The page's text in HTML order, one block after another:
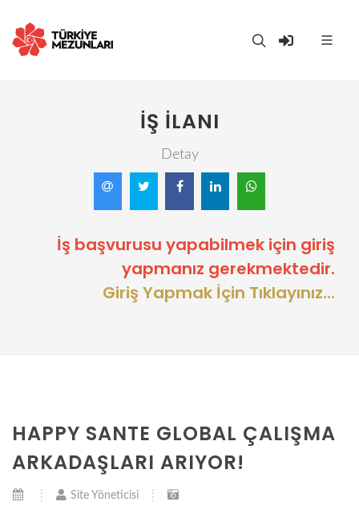
İŞ İLANI
Detay
İş başvurusu yapabilmek için giriş
yapmanız gerekmektedir.
Giriş Yapmak İçin Tıklayınız...
HAPPY SANTE GLOBAL ÇALIŞMA
ARKADAŞLARI ARIYOR!
Site Yöneticisi